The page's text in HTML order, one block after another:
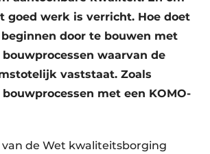
goed werk is verricht. Hoe doet
door te bouwen met
waarvan de
vaststaat. Zoals
met een KOMO-
de Wet kwaliteitsborging